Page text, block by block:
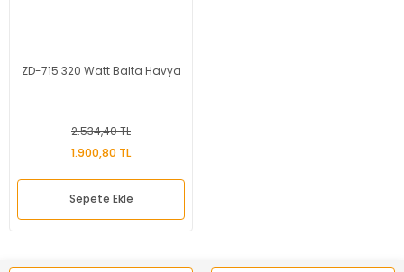
ZD-715 320 Watt Balta Havya
2.534,40 TL
1.900,80 TL
Sepete Ekle